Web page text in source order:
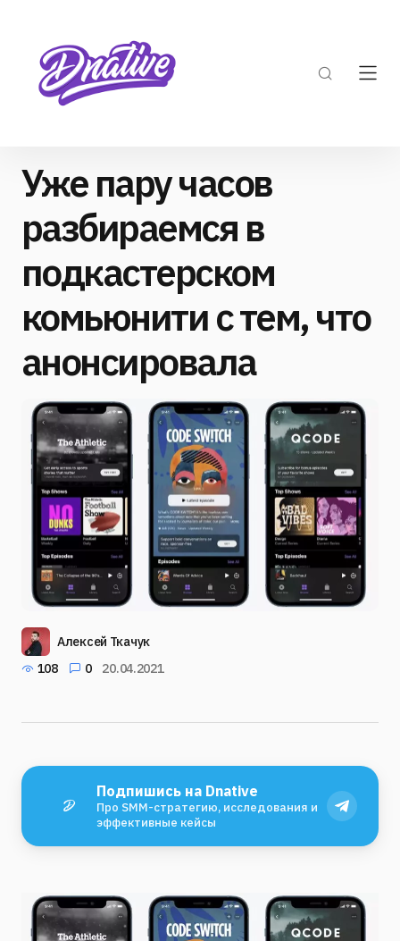
Уже пару часов
разбираемся в
подкастерском
комьюнити с тем, что
анонсировала
Алексей Ткачук
108
0 20.04.2021
Подпишись на Dnative
Про SMM-стратегию, исследования и
эффективные кейсы